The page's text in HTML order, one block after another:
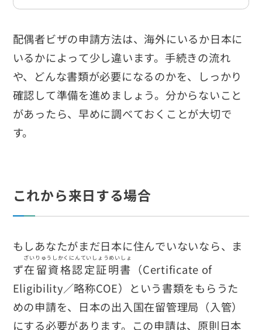
配偶者ビザの申請方法は、海外にいるか日本に
いるかによって少し違います。手続きの流れ
や、どんな書類が必要になるのかを、しっかり
確認して準備を進めましょう。分からないこと
があったら、早めに調べておくことが大切で
す。
これから来日する場合
もしあなたがまだ日本に住んでいないなら、ま
ず在留資格認定証明書
ざいりゅうしかくにんていしょうめいしょ
（Certificate of
Eligibility／略称COE）という書類をもらうた
めの申請を、日本の出入国在留管理局（入管）
にする必要があります。この申請は、原則日本